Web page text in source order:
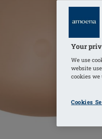
Your
We use
website
cookies we
Cookies